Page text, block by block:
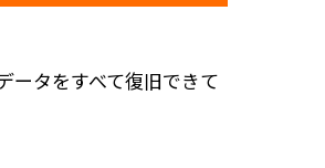
ータをすべて復旧できて